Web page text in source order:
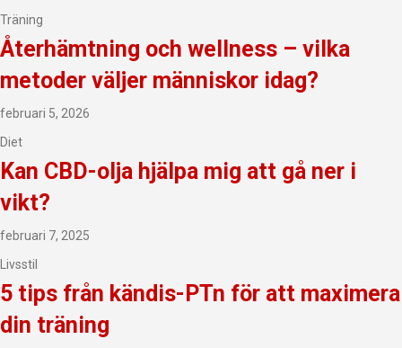
Träning
Återhämtning och wellness – vilka
metoder väljer människor idag?
februari 5, 2026
Diet
Kan CBD-olja hjälpa mig att gå ner i
vikt?
februari 7, 2025
Livsstil
5 tips från kändis-PTn för att maximera
din träning